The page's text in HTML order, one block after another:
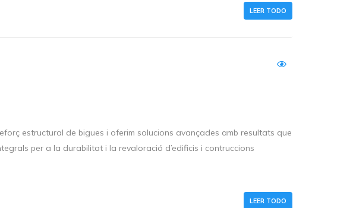
LEER TODO
estructural de bigues i oferim solucions avançades amb resultats que
per a la durabilitat i la revaloració d’edificis i contruccions
LEER TODO